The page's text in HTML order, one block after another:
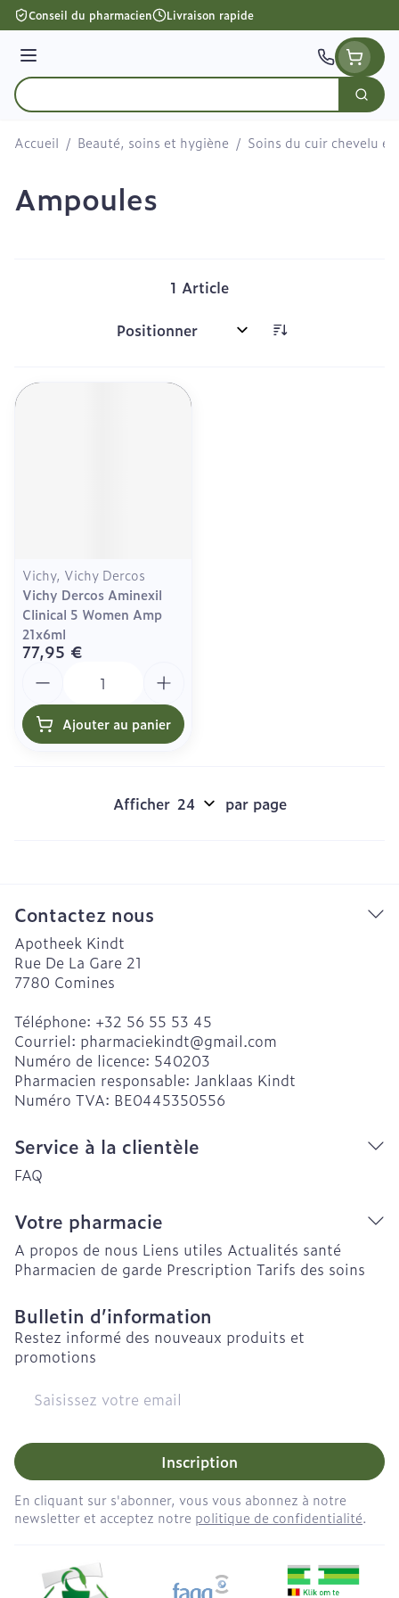
Aller au contenu
Conseil du pharmacien Livraison rapide
Menu
Rechercher
Accueil / Beauté, soins et hygiène / Soins du cuir chevelu et
Ampoules
1 Article
Trier par:
Vichy, Vichy Dercos
Vichy Dercos Aminexil
Clinical 5 Women Amp
21x6ml
77,95 €
Ajouter au panier
Afficher par page
Contactez nous
Apotheek Kindt
Rue De La Gare 21
7780 Comines
Téléphone: +32 56 55 53 45
Courriel: pharmaciekindt@gmail.com
Numéro de licence: 540203
Pharmacien responsable: Janklaas Kindt
Numéro TVA: BE0445350556
Service à la clientèle
FAQ
Votre pharmacie
A propos de nous Liens utiles Actualités santé
Pharmacien de garde Prescription Tarifs des soins
Bulletin d’information
Restez informé des nouveaux produits et
promotions
Adresse mail
Inscription
En cliquant sur s'abonner, vous vous abonnez à notre
newsletter et acceptez notre politique de confidentialité.